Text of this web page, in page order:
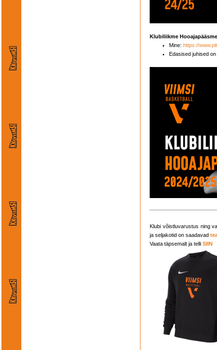
Klubiliikme
Mine: https://
Edasised juhised
Klubi võistluvarustus ning
ja seljakotid on saadavad
Vaata täpsemalt ja telli SIIN